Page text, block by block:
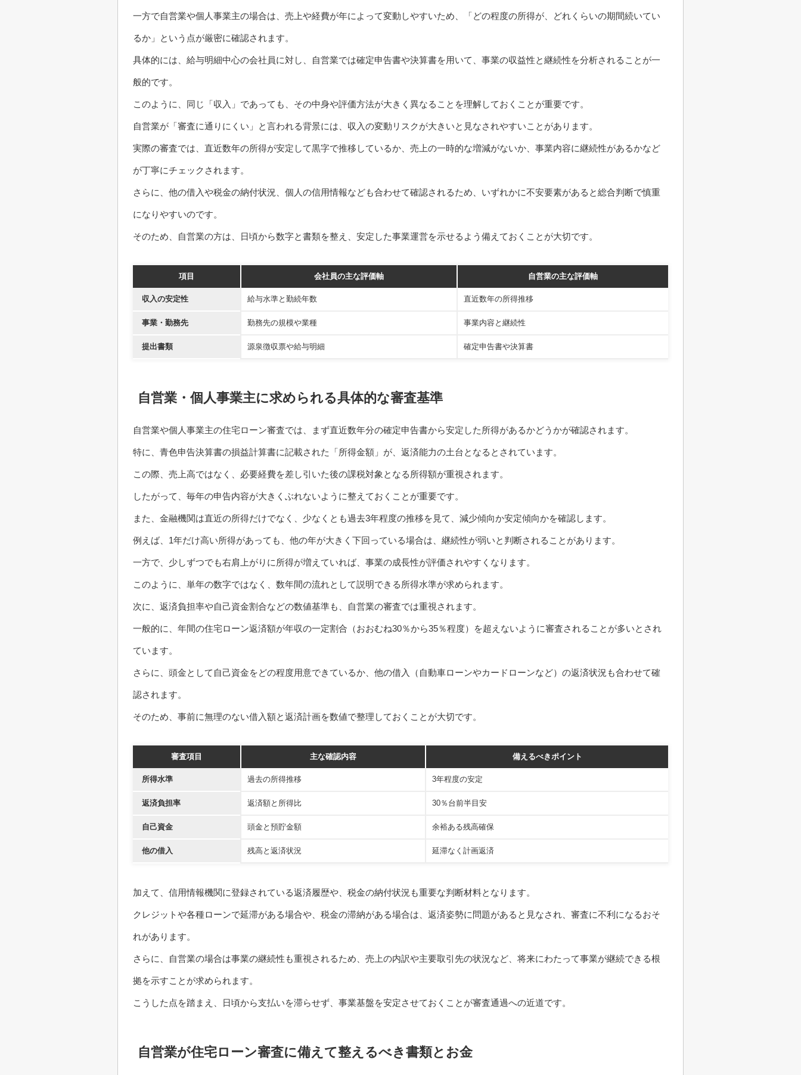
一方で自営業や個人事業主の場合は、売上や経費が年によって変動しやすいため、「どの程度の所得が、どれくらいの期間続いてい
るか」という点が厳密に確認されます。
具体的には、給与明細中心の会社員に対し、自営業では確定申告書や決算書を用いて、事業の収益性と継続性を分析されることが一
般的です。
このように、同じ「収入」であっても、その中身や評価方法が大きく異なることを理解しておくことが重要です。
自営業が「審査に通りにくい」と言われる背景には、収入の変動リスクが大きいと見なされやすいことがあります。
実際の審査では、直近数年の所得が安定して黒字で推移しているか、売上の一時的な増減がないか、事業内容に継続性があるかなど
が丁寧にチェックされます。
さらに、他の借入や税金の納付状況、個人の信用情報なども合わせて確認されるため、いずれかに不安要素があると総合判断で慎重
になりやすいのです。
そのため、自営業の方は、日頃から数字と書類を整え、安定した事業運営を示せるよう備えておくことが大切です。
項目 会社員の主な評価軸 自営業の主な評価軸
収入の安定性 給与水準と勤続年数 直近数年の所得推移
事業・勤務先 勤務先の規模や業種 事業内容と継続性
提出書類 源泉徴収票や給与明細 確定申告書や決算書
自営業・個人事業主に求められる具体的な審査基準
自営業や個人事業主の住宅ローン審査では、まず直近数年分の確定申告書から安定した所得があるかどうかが確認されます。
特に、青色申告決算書の損益計算書に記載された「所得金額」が、返済能力の土台となるとされています。
この際、売上高ではなく、必要経費を差し引いた後の課税対象となる所得額が重視されます。
したがって、毎年の申告内容が大きくぶれないように整えておくことが重要です。
また、金融機関は直近の所得だけでなく、少なくとも過去3年程度の推移を見て、減少傾向か安定傾向かを確認します。
例えば、1年だけ高い所得があっても、他の年が大きく下回っている場合は、継続性が弱いと判断されることがあります。
一方で、少しずつでも右肩上がりに所得が増えていれば、事業の成長性が評価されやすくなります。
このように、単年の数字ではなく、数年間の流れとして説明できる所得水準が求められます。
次に、返済負担率や自己資金割合などの数値基準も、自営業の審査では重視されます。
一般的に、年間の住宅ローン返済額が年収の一定割合（おおむね30％から35％程度）を超えないように審査されることが多いとされ
ています。
さらに、頭金として自己資金をどの程度用意できているか、他の借入（自動車ローンやカードローンなど）の返済状況も合わせて確
認されます。
そのため、事前に無理のない借入額と返済計画を数値で整理しておくことが大切です。
審査項目 主な確認内容 備えるべきポイント
所得水準 過去の所得推移 3年程度の安定
返済負担率 返済額と所得比 30％台前半目安
自己資金 頭金と預貯金額 余裕ある残高確保
他の借入 残高と返済状況 延滞なく計画返済
加えて、信用情報機関に登録されている返済履歴や、税金の納付状況も重要な判断材料となります。
クレジットや各種ローンで延滞がある場合や、税金の滞納がある場合は、返済姿勢に問題があると見なされ、審査に不利になるおそ
れがあります。
さらに、自営業の場合は事業の継続性も重視されるため、売上の内訳や主要取引先の状況など、将来にわたって事業が継続できる根
拠を示すことが求められます。
こうした点を踏まえ、日頃から支払いを滞らせず、事業基盤を安定させておくことが審査通過への近道です。
自営業が住宅ローン審査に備えて整えるべき書類とお金